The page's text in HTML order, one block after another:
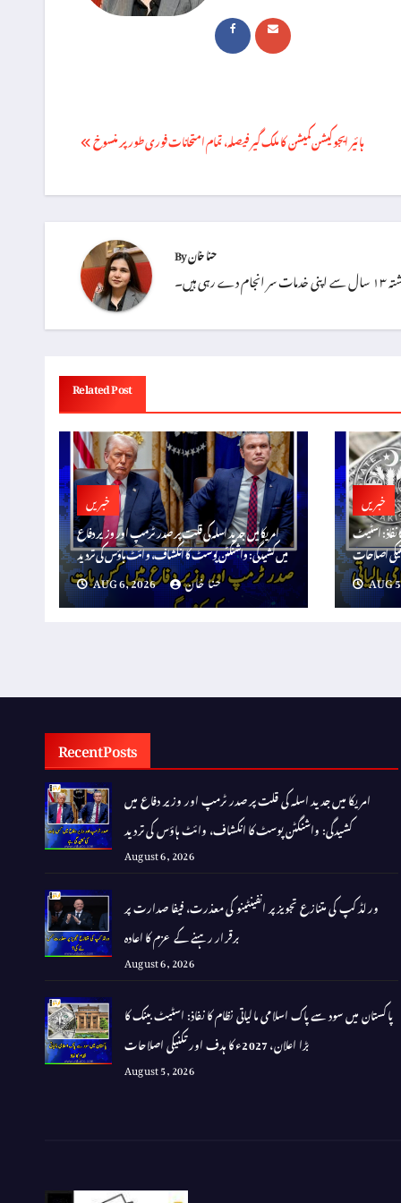
Postہائیر ایجوکیشن کمیشن کا ملک گیر فیصلہ، تمام امتحانات فوری طور پر منسوخ
Byحنا خان
Related Post
خبریں
امریکا میں جدید اسلہ کی قلت پر صدر ٹرمپ اور وزیر دفاع
میں کشیدگی: واشنگٹن پوسٹ کا انکشاف، وائٹ ہاؤس کی تردید
AUG 6, 2026
حنا خان
خبریں
نفاذ: اسٹیٹ
AUG
Recent Posts
امریکا میں جدید اسلہ کی قلت پر صدر ٹرمپ اور وزیر دفاع میں
کشیدگی: واشنگٹن پوسٹ کا انکشاف، وائٹ ہاؤس کی تردید
August 6, 2026
ورلڈ کپ کی متنازع تجویز پر انفینٹینو کی معذرت، فیفا صدارت پر
برقرار رہنے کے عزم کا اعادہ
August 6, 2026
پاکستان میں سود سے پاک اسلامی مالیاتی نظام کا نفاذ: اسٹیٹ بینک کا
بڑا اعلان، 2027ء کا ہدف اور تکنیکی اصلاحات
August 5, 2026